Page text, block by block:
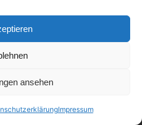
ansehen
Impressum